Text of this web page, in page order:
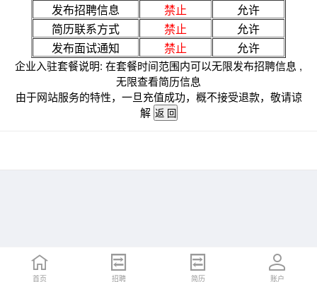
发布招聘信息
禁止
允许
简历联系方式
禁止
允许
发布面试通知
禁止 允许
企业入驻套餐说明: 在套餐时间范围内可以无限发布招聘信息 ,
无限查看简历信息
由于网站服务的特性，一旦充值成功，概不接受退款，敬请谅
解
首页 招聘 简历 账户